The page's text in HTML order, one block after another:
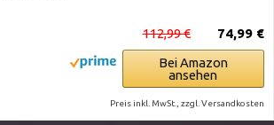
74,99 €
112,99 €
Bei Amazon
ansehen
Preis inkl. MwSt., zzgl. Versandkosten